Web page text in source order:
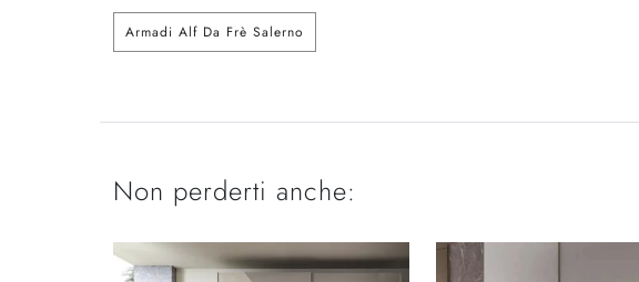
Armadi Alf Da Frè Salerno
Non perderti anche: